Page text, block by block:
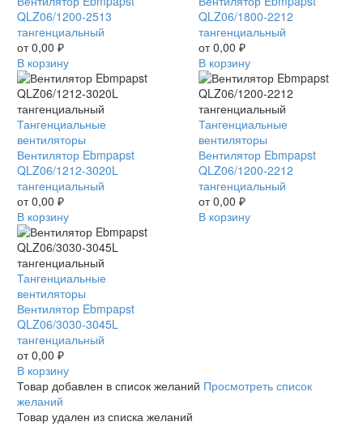
2513
тангенциальный
QLZ06/1200-2513
тангенциальный
от0,00 ₽
В корзину
2212
тангенциальный
QLZ06/1800-2212
тангенциальный
от0,00 ₽
В корзину
Вентилятор
Ebmpapst
QLZ06/1212-
3020L
тангенциальный
Тангенциальные
вентиляторы
Вентилятор Ebmpapst
QLZ06/1212-3020L
тангенциальный
от0,00 ₽
В корзину
Вентилятор
Ebmpapst
QLZ06/1200-
2212
тангенциальный
Тангенциальные
вентиляторы
Вентилятор Ebmpapst
QLZ06/1200-2212
тангенциальный
от0,00 ₽
В корзину
Вентилятор
Ebmpapst
QLZ06/3030-
3045L
тангенциальный
Тангенциальные
вентиляторы
Вентилятор Ebmpapst
QLZ06/3030-3045L
тангенциальный
от0,00 ₽
В корзину
Товар добавлен в список желаний Просмотреть список
желаний
Товар удален из списка желаний